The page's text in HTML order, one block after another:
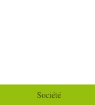
Société